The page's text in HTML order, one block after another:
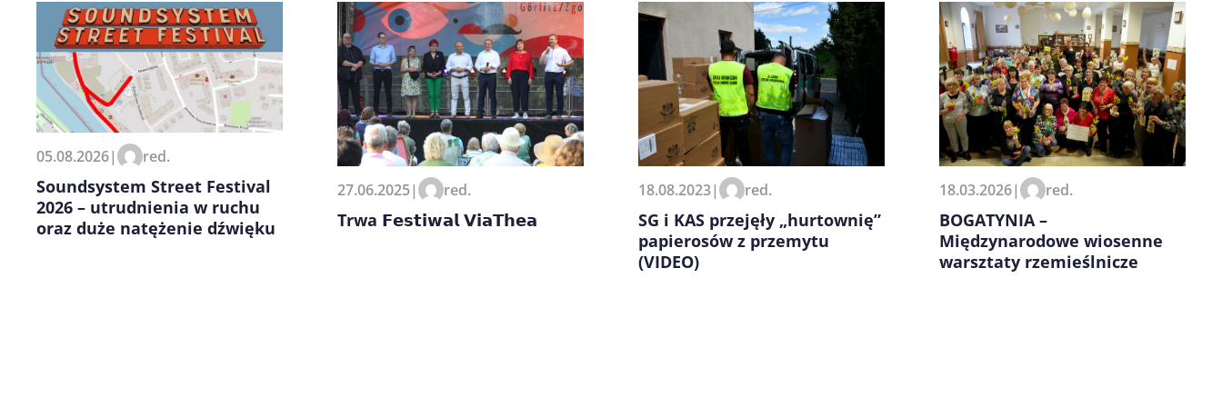
Zapamiętaj moje dane w tej przeglądarce podczas pisania
kolejnych komentarzy.
05.08.2026| red.
Soundsystem Street Festival
2026 – utrudnienia w ruchu
oraz duże natężenie dźwięku
27.06.2025| red.
Trwa 𝗙𝗲𝘀𝘁𝗶𝘄𝗮𝗹 𝗩𝗶𝗮𝗧𝗵𝗲𝗮
18.08.2023| red.
SG i KAS przejęły „hurtownię”
papierosów z przemytu
(VIDEO)
18.03.2026| red.
BOGATYNIA –
Międzynarodowe wiosenne
warsztaty rzemieślnicze